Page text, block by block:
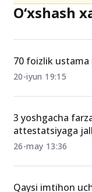
O‘xshash
70 foizlik
20-iyun 19:15
3 yoshgacha
attestatsiyaga
26-may 13:36
Qaysi imtihon